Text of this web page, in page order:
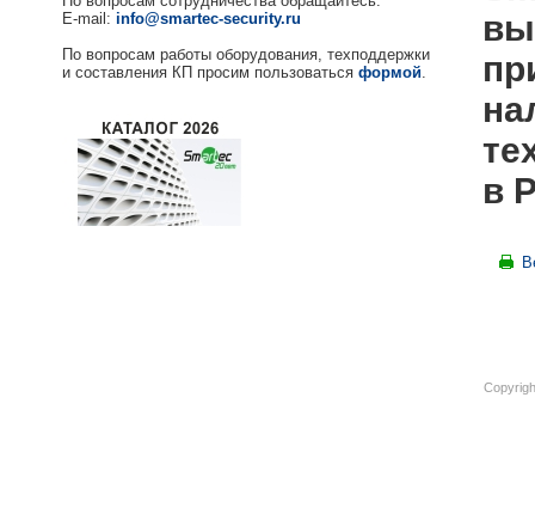
E-mail: info@smartec-security.ru
По вопросам работы оборудования, техподдержки
и составления КП просим пользоваться формой
в